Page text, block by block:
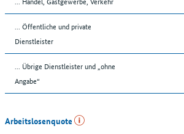
... Öffentliche und private
Dienstleister
... Übrige Dienstleister und „ohne
Angabe“
Arbeitslosenquote